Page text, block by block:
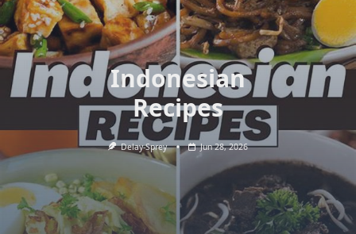
Indonesian
Recipes
Delay-Sprey Jun 28, 2026